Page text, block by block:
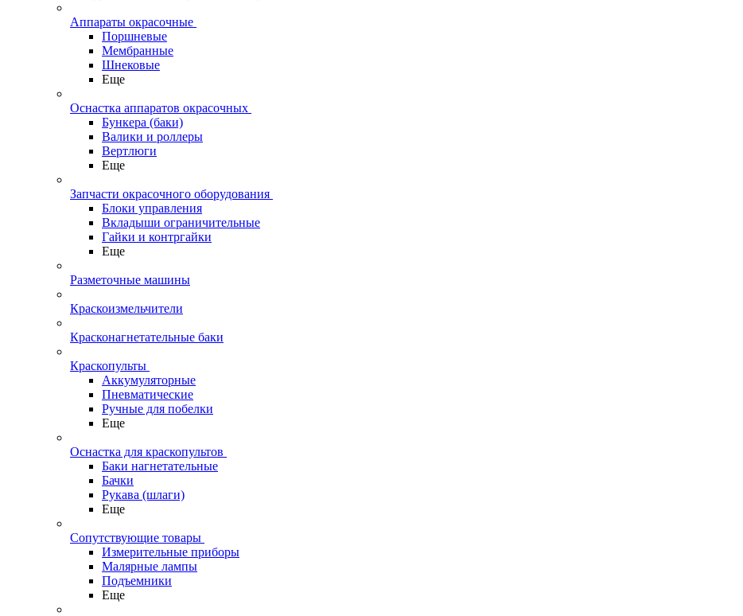
Аппараты окрасочные
Поршневые
Мембранные
Шнековые
Еще
Оснастка аппаратов окрасочных
Бункера (баки)
Валики и роллеры
Вертлюги
Еще
Запчасти окрасочного оборудования
Блоки управления
Вкладыши ограничительные
Гайки и контргайки
Еще
Разметочные машины
Краскоизмельчители
Красконагнетательные баки
Краскопульты
Аккумуляторные
Пневматические
Ручные для побелки
Еще
Оснастка для краскопультов
Баки нагнетательные
Бачки
Рукава (шлаги)
Еще
Сопутствующие товары
Измерительные приборы
Малярные лампы
Подъемники
Еще